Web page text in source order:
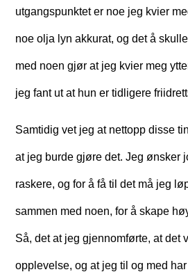
utgangspunktet er noe jeg kvier
noe olja lyn akkurat, og det å
med noen gjør at jeg kvier meg
jeg fant ut at hun er tidligere
Samtidig vet jeg at nettopp disse
at jeg burde gjøre det. Jeg ønsker
raskere, og for å få til det må jeg
sammen med noen, for å skape
Så, det at jeg gjennomførte, at det
opplevelse, og at jeg til og med